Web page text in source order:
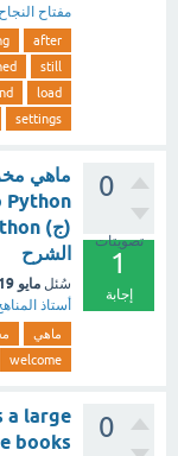
مفتاح النجاح
after
still
load
settings
0
تصويتات
1
إجابة
ماهي
الشرح
سُئل مايو 19
أستاذ
ماهي
welcome
0
a large
books